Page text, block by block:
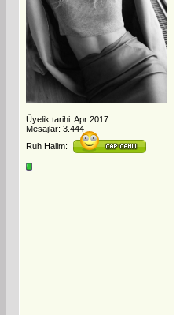
Üyelik tarihi: Apr 2017
Mesajlar: 3.444
Ruh Halim: